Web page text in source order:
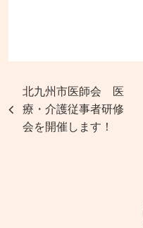
北九州市医師会 医
療・介護従事者研修
会を開催します！